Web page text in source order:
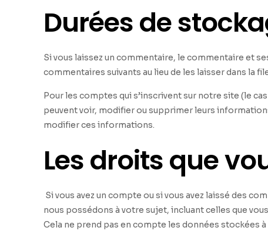
Durées de
Si vous laissez un commentaire, le commentaire et
commentaires suivants au lieu de les laisser dans la
Pour les comptes qui s’inscrivent sur notre site (le
peuvent voir, modifier ou supprimer leurs
modifier ces informations.
Les droits que
Si vous avez un compte ou si vous avez laissé des
nous possédons à votre sujet, incluant celles que
Cela ne prend pas en compte les données stockées